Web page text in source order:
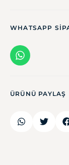
WHATSAPP
ÜRÜNÜ PAYLAŞ